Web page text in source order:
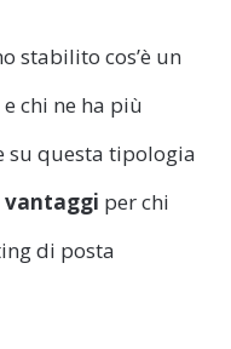
stabilito cos’è un
chi ne ha più
su questa tipologia
vantaggi per chi
di posta